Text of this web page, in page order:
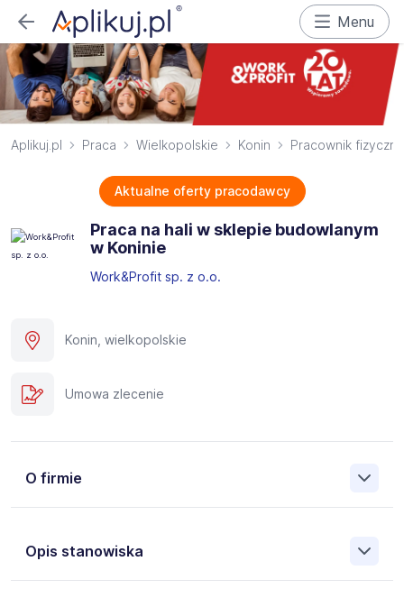
Menu
Aplikuj.pl Praca Wielkopolskie Konin Pracownik fizyczny
Aktualne oferty pracodawcy
Praca na hali w sklepie budowlanym
w Koninie
Work&Profit sp. z o.o.
Konin, wielkopolskie
Umowa zlecenie
O firmie
Opis stanowiska